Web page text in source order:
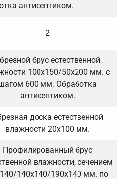
антисептиком.
2
брус естественной
100х150/50х200 мм. с
600 мм. Обработка
антисептиком.
доска естественной
влажности 20х100 мм.
Профилированный брус
влажности, сечением
140х140/190х140 мм. по